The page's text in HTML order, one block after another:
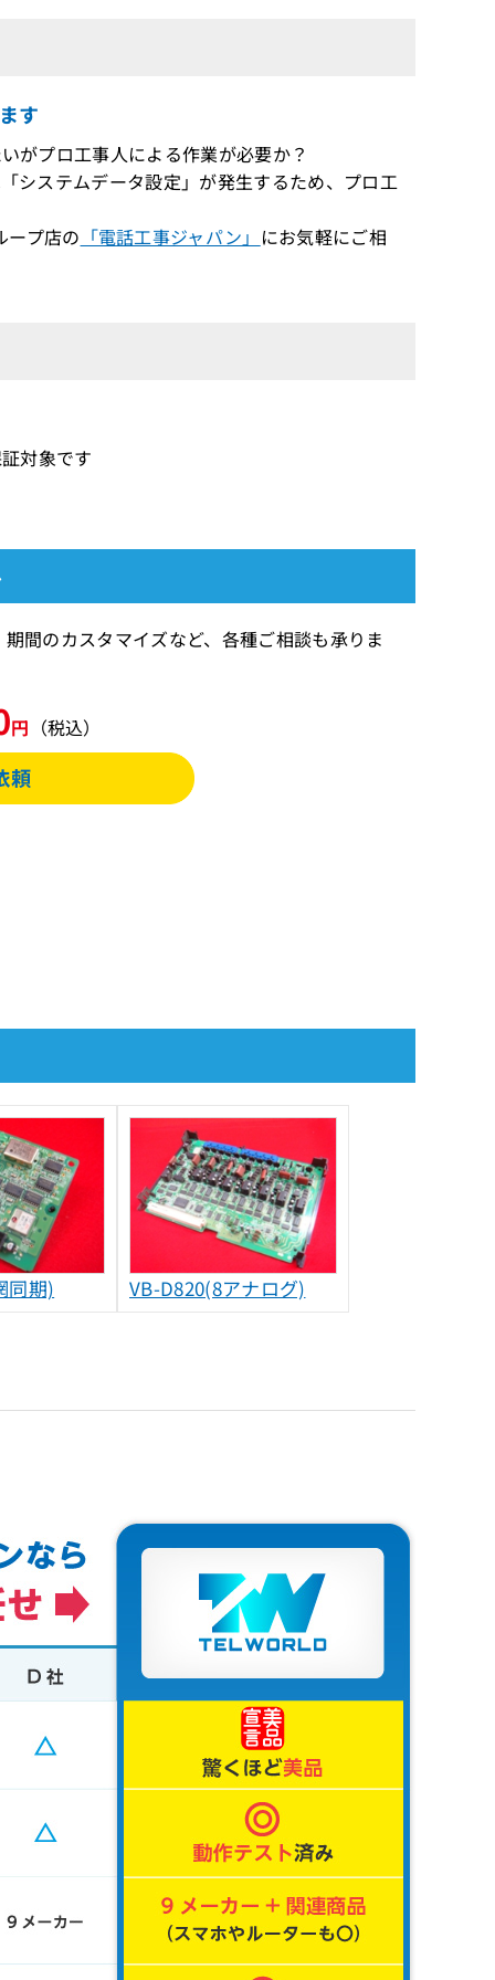
す
がプロ工事人による作業が必要か？
ステムデータ設定」が発生するため、プロ工
ープ店の 「電話工事ジャパン」 にお気軽にご相
対象です
のカスタマイズなど、各種ご相談も承りま
円 （税込）
同期) VB-D820(8アナログ)